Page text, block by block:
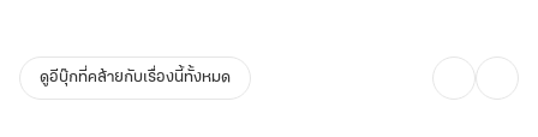
ดูอีบุ๊กที่คล้ายกับเรื่องนี้ทั้งหมด